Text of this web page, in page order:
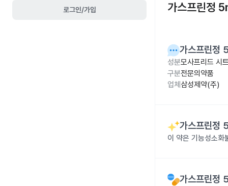
로그인/가입 가스프린정
가스프린정
성분모사프리드 시
구분전문의약품
업체 삼성제약(주)
가스프린정
이 약은 기능성소화
가스프린정